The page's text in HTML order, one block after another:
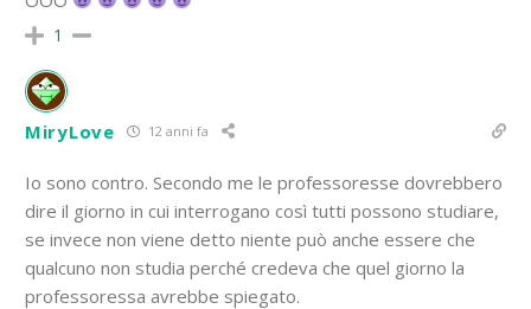
1
MiryLove 12 anni fa
Io sono contro. Secondo me le professoresse dovrebbero
dire il giorno in cui interrogano così tutti possono studiare,
se invece non viene detto niente può anche essere che
qualcuno non studia perché credeva che quel giorno la
professoressa avrebbe spiegato.